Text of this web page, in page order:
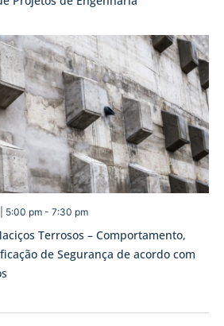
Terrosos – Comportamento,
de Segurança de acordo com
5:00 pm- 7:30 pm